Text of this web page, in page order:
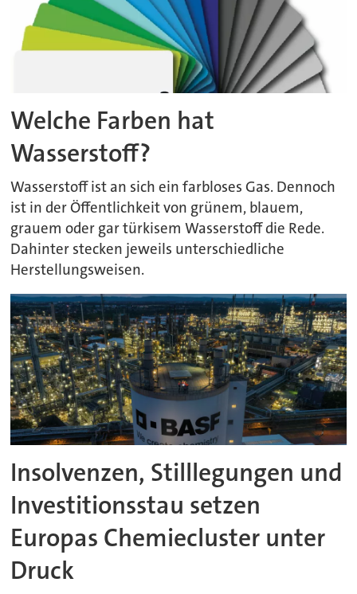
Welche Farben hat
Wasserstoff?
Wasserstoff ist an sich ein farbloses Gas. Dennoch
ist in der Öffentlichkeit von grünem, blauem,
grauem oder gar türkisem Wasserstoff die Rede.
Dahinter stecken jeweils unterschiedliche
Herstellungsweisen.
Insolvenzen, Stilllegungen und
Investitionsstau setzen
Europas Chemiecluster unter
Druck